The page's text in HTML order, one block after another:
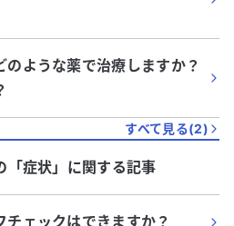
ような薬で治療しますか？
すべて見る(2)
「症状」に関する記事
ェックはできますか？